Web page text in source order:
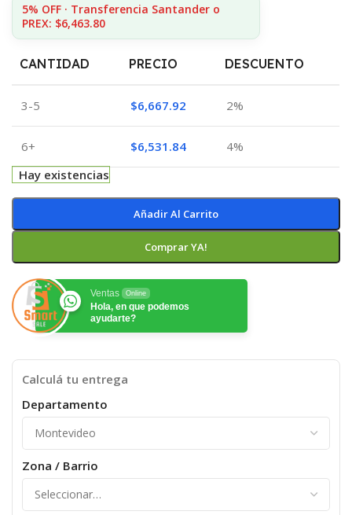
5% OFF · Transferencia Santander o
PREX: $6,463.80
CANTIDAD PRECIO DESCUENTO
3-5 $6,667.92 2%
6+ $6,531.84
4%
Hay existencias
Añadir Al Carrito
Comprar YA!
Ventas Online
Hola, en que podemos
ayudarte?
Calculá tu entrega
Departamento
Zona / Barrio